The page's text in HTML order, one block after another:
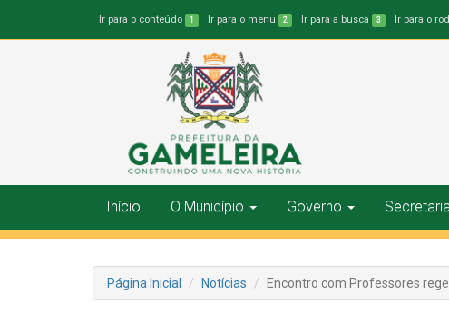
Ir para o conteúdo 1 Ir para o menu 2 Ir para a busca 3 Ir para o
Início O Município Governo
Página Inicial Notícias Encontro com Professores